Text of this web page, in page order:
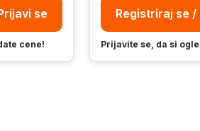
se
cene!
Registriraj se /
Prijavite se, da si